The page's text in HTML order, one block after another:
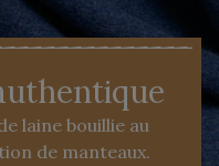
laine bouillie au
de manteaux.